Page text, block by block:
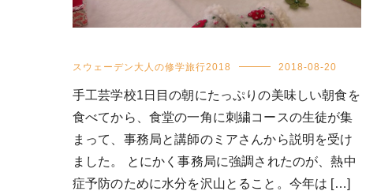
スウェーデン大人の修学旅行2018 2018-08-20
手工芸学校1日目の朝にたっぷりの美味しい朝食を
食べてから、食堂の一角に刺繍コースの生徒が集
まって、事務局と講師のミアさんから説明を受け
ました。 とにかく事務局に強調されたのが、熱中
症予防のために水分を沢山とること。今年は […]